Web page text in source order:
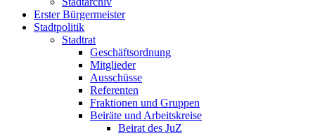
Erster Bürgermeister
Stadtpolitik
Stadtrat
Geschäftsordnung
Mitglieder
Ausschüsse
Referenten
Fraktionen und Gruppen
Beiräte und Arbeitskreise
Beirat des JuZ